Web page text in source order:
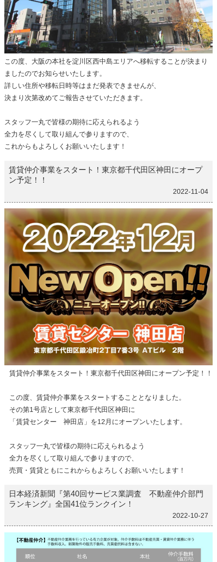
この度、大阪の本社を淀川区西中島エリアへ移転することが決まり
ましたのでお知らせいたします。
詳しい住所や移転日時等はまだ発表できませんが、
決まり次第改めてご報告させていただきます。
スタッフ一丸で皆様の期待に応えられるよう
全力を尽くして取り組んで参りますので、
これからもよろしくお願いいたします！
賃貸仲介事業をスタート！東京都千代田区神田にオープ
ン予定！！
2022-11-04
賃貸仲介事業をスタート！東京都千代田区神田にオープン予定！！
この度、賃貸仲介事業をスタートすることとなりました。
その第1号店として東京都千代田区神田に
「賃貸センター 神田店」を12月にオープンいたします。
スタッフ一丸で皆様の期待に応えられるよう
全力を尽くして取り組んで参りますので、
売買・賃貸ともにこれからもよろしくお願いいたします！
日本経済新聞『第40回サービス業調査 不動産仲介部門
ランキング』全国41位ランクイン！
2022-10-27